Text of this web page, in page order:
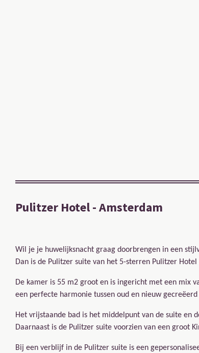
Pulitzer Hotel - Amsterdam
Wil je je huwelijksnacht graag doorbrengen in een
Dan is de Pulitzer suite van het 5-sterren Pulitzer Hotel
De kamer is 55 m2 groot en is ingericht met een mix
een perfecte harmonie tussen oud en nieuw
Het vrijstaande bad is het middelpunt van de suite en
Daarnaast is de Pulitzer suite voorzien van een groot
Bij een verblijf in de Pulitzer suite is een